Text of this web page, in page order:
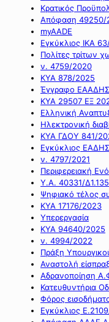
Κρατικός
Απόφαση 49250/
myAADE
Εγκύκλιος ΙΚΑ
Πολίτες τρίτων
ν. 4759/2020
ΚΥΑ 878/2025
Έγγραφο
ΚΥΑ 29507 ΕΞ
Ελληνική
Ηλεκτρονική
ΚΥΑ ΓΔΟΥ 841/
Εγκύκλιος
ν. 4797/2021
Περιφερειακή
Υ.Α. 40331/
Ψηφιακό τέλος
ΚΥΑ 17176/2023
Υπερεργασία
ΚΥΑ 94640/2025
ν. 4994/2022
Πράξη
Αναστολή
Αδρανοποίηση
Κατευθυντήρια
Φόρος
Εγκύκλιος